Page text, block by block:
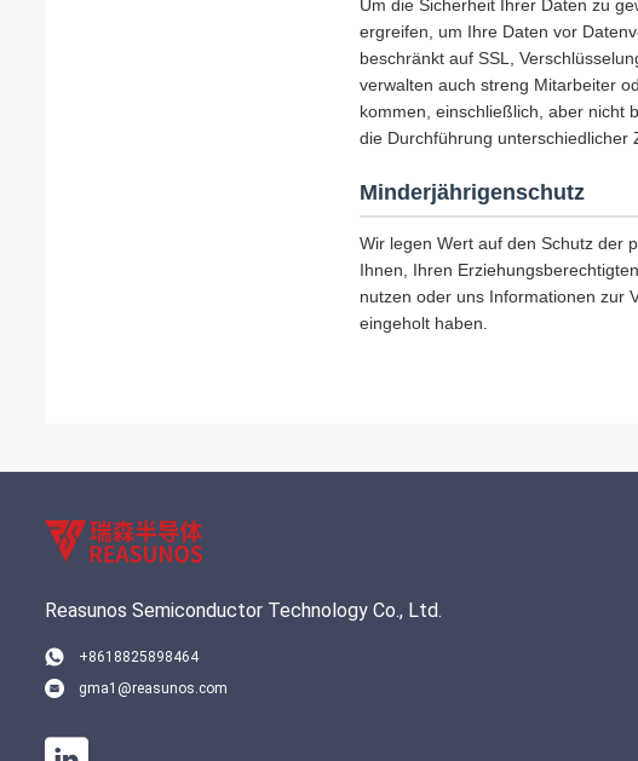
Um die Sicherheit Ihrer Daten zu
ergreifen, um Ihre Daten vor
beschränkt auf SSL,
verwalten auch streng Mitarbeiter
kommen, einschließlich, aber nicht
die Durchführung unterschiedlicher
Minderjährigenschutz
Wir legen Wert auf den Schutz der
Ihnen, Ihren
nutzen oder uns Informationen zur
eingeholt haben.
Reasunos Semiconductor Technology Co., Ltd.
+8618825898464
gma1@reasunos.com